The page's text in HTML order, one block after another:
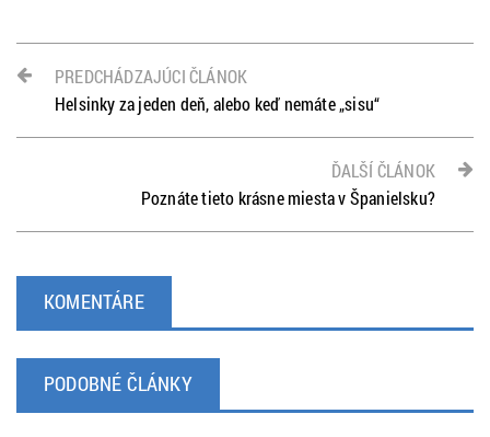
PREDCHÁDZAJÚCI ČLÁNOK
Helsinky za jeden deň, alebo keď nemáte „sisu“
ĎALŠÍ ČLÁNOK
Poznáte tieto krásne miesta v Španielsku?
KOMENTÁRE
PODOBNÉ ČLÁNKY